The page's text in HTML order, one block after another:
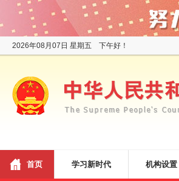
2026年08月07日 星期五 下午好！
首页 学习新时代 机构设置